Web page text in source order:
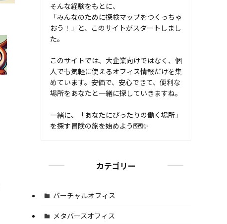
そんな経験をもとに、
「みんなのために探検マップをつくっちゃ
おう！」と、このサイトがスタートしまし
た。
このサイトでは、大企業向けではなく、個
人でも気軽に使えるオフィス情報だけを集
めています。安価で、安心できて、便利な
場所をあなたと一緒に探していきますね。
一緒に、「あなたにぴったりの働く場所」
を探す冒険の旅を始めよう🗺✨
カテゴリー
バーチャルオフィス
メタバースオフィス